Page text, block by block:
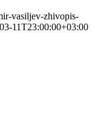
vasiljev-zhivopis-
11T23:00:00+03:00